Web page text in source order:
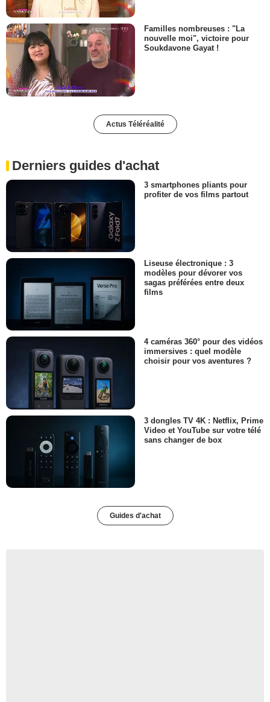
Familles nombreuses : "La
nouvelle moi", victoire pour
Soukdavone Gayat !
Actus Téléréalité
Derniers guides d'achat
3 smartphones pliants pour
profiter de vos films partout
Liseuse électronique : 3
modèles pour dévorer vos
sagas préférées entre deux
films
4 caméras 360° pour des vidéos
immersives : quel modèle
choisir pour vos aventures ?
3 dongles TV 4K : Netflix, Prime
Video et YouTube sur votre télé
sans changer de box
Guides d'achat